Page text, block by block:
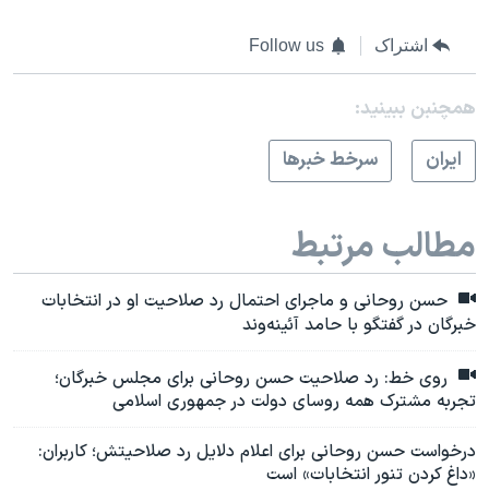
اشتراک Follow us
همچنبن ببینید:
ايران
سرخط خبرها
مطالب مرتبط
حسن روحانی و ماجرای احتمال رد صلاحیت او در انتخابات
خبرگان در گفتگو با حامد آئینه‌وند
روی خط: رد صلاحیت حسن روحانی برای مجلس خبرگان؛
تجربه مشترک همه روسای دولت در جمهوری اسلامی
درخواست حسن روحانی برای اعلام دلایل رد صلاحیتش؛ کاربران:
«داغ کردن تنور انتخابات» است